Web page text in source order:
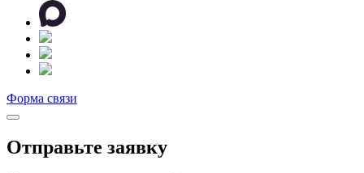
Форма связи
Отправьте заявку